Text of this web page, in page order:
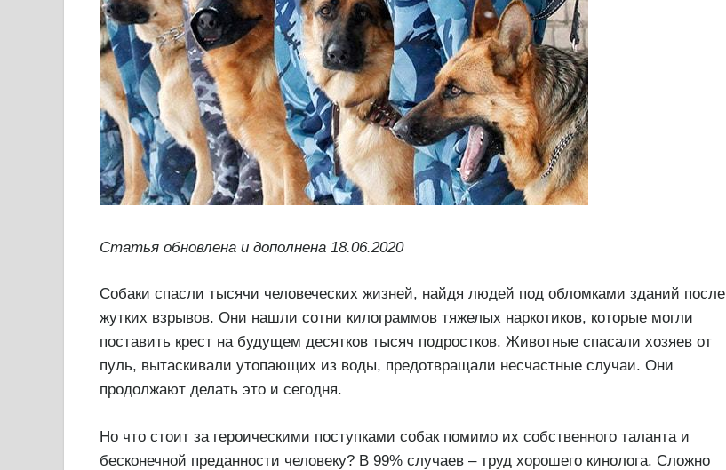
Статья обновлена и дополнена 18.06.2020
Собаки спасли тысячи человеческих жизней, найдя людей под обломками зданий после
жутких взрывов. Они нашли сотни килограммов тяжелых наркотиков, которые могли
поставить крест на будущем десятков тысяч подростков. Животные спасали хозяев от
пуль, вытаскивали утопающих из воды, предотвращали несчастные случаи. Они
продолжают делать это и сегодня.
Но что стоит за героическими поступками собак помимо их собственного таланта и
бесконечной преданности человеку? В 99% случаев – труд хорошего кинолога. Сложно